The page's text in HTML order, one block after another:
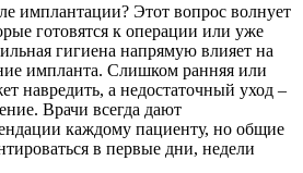
имплантации? Этот вопрос волнует
готовятся к операции или уже
гигиена напрямую влияет на
импланта. Слишком ранняя или
навредить, а недостаточный уход –
Врачи всегда дают
каждому пациенту, но общие
в первые дни, недели